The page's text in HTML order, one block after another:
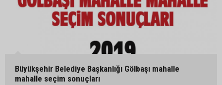
Büyükşehir Belediye Başkanlığı Gölbaşı mahalle
mahalle seçim sonuçları